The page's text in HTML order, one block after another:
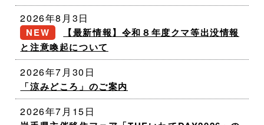
2026年8月3日
【最新情報】令和８年度クマ等出没情報
と注意喚起について
2026年7月30日
「涼みどころ」のご案内
2026年7月15日